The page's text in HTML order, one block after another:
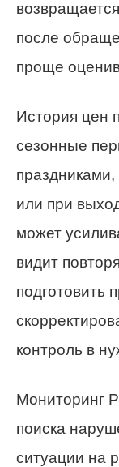
после
проще
История цен
сезонные
или при
может
видит
подготовить
контроль в
Мониторинг
поиска
ситуации на